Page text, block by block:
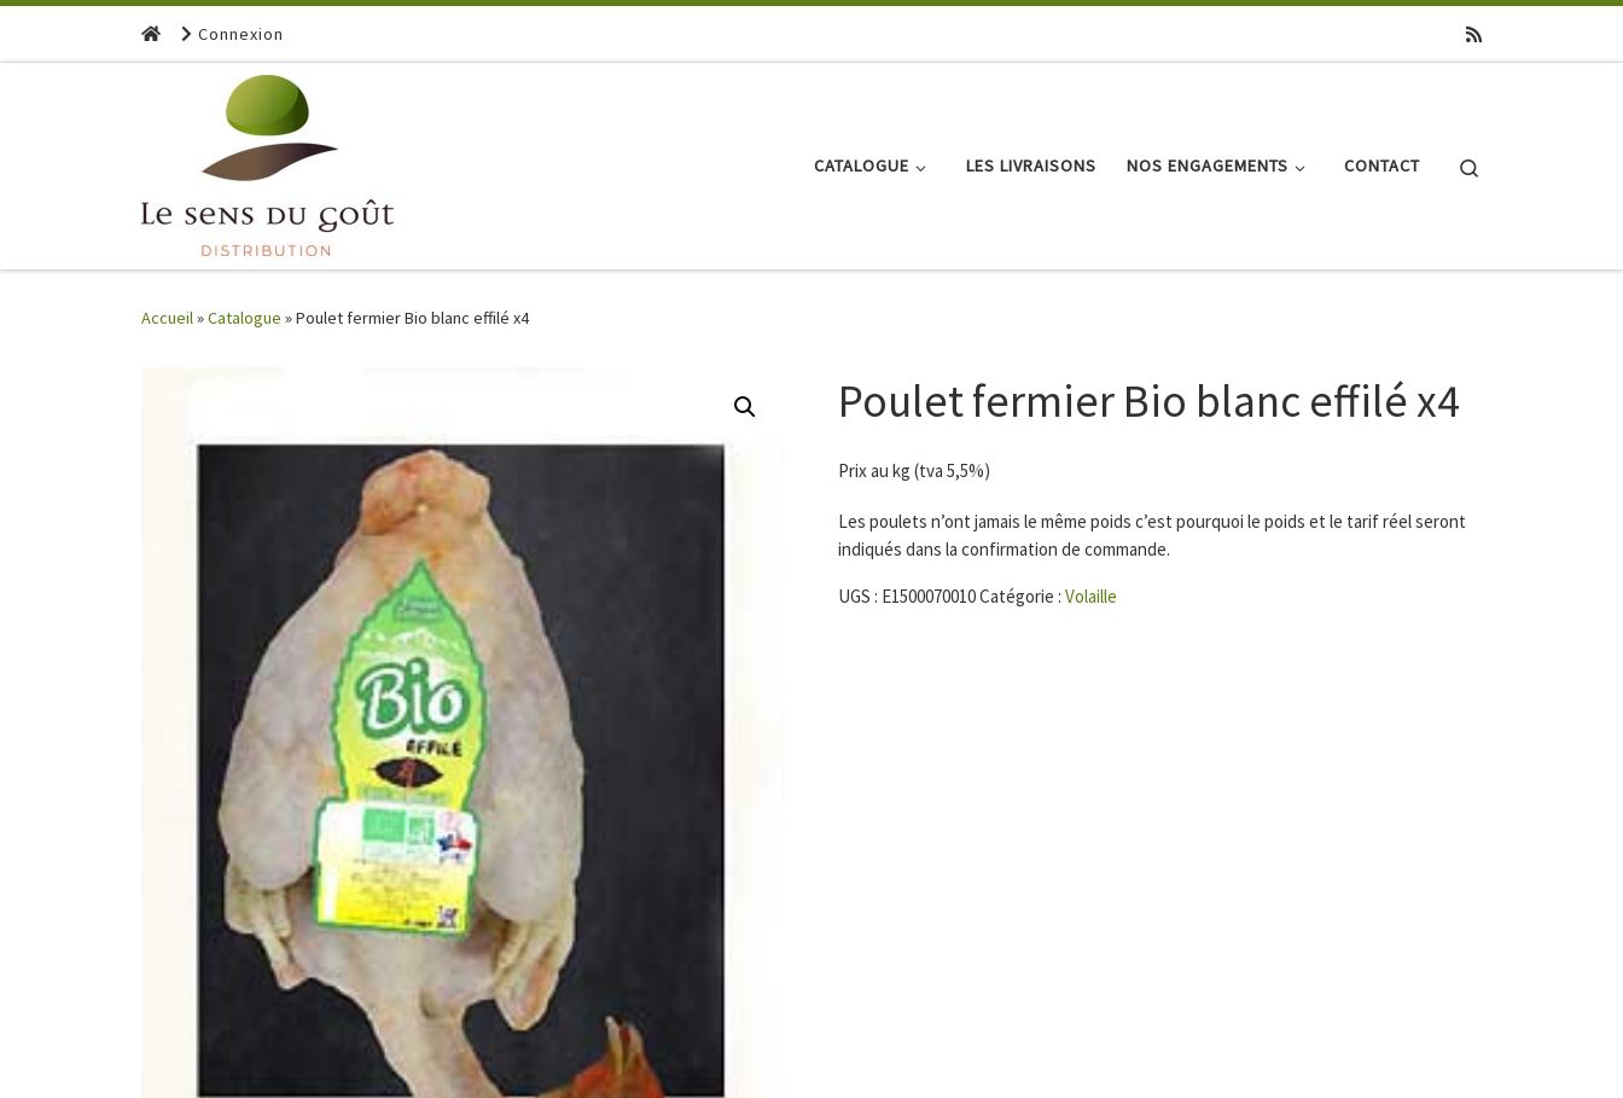
Skip to content Connexion
CATALOGUE LES LIVRAISONS NOS ENGAGEMENTS CONTACT
Accueil»Catalogue »Poulet fermier Bio blanc effilé x4
Poulet fermier Bio blanc effilé x4
Prix au kg (tva 5,5%)
Les poulets n’ont jamais le même poids c’est pourquoi le poids et le tarif réel seront
indiqués dans la confirmation de commande.
UGS : E1500070010Catégorie :Volaille